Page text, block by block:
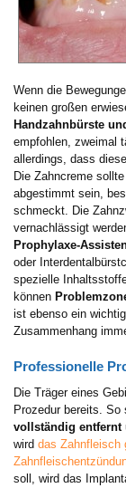
Wenn die
keinen großen
Handzahnbürste
empfohlen, zweimal
allerdings, dass
Die Zahncreme
abgestimmt sein,
schmeckt. Die
vernachlässigt
Prophylaxe-
oder
spezielle
können
ist ebenso ein
Zusammenhang
Professionelle
Die Träger eines
Prozedur bereits. So
vollständig entfernt
wird das Zahnfleisch
soll, wird das